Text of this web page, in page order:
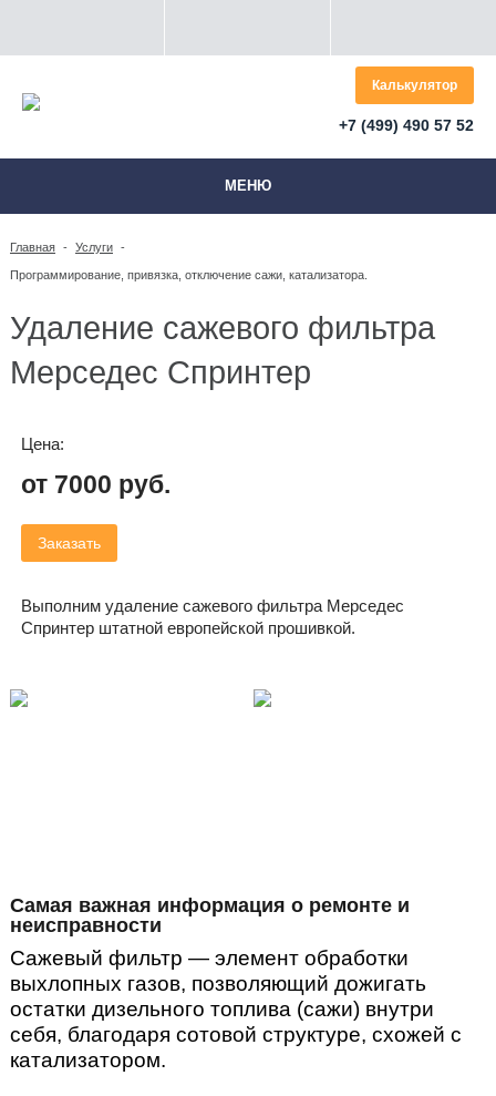
Калькулятор
+7 (499) 490 57 52
МЕНЮ
Главная - Услуги -
Программирование, привязка, отключение сажи, катализатора.
Удаление сажевого фильтра
Мерседес Спринтер
Цена:
от 7000 руб.
Заказать
Выполним удаление сажевого фильтра Мерседес
Спринтер штатной европейской прошивкой.
Самая важная информация о ремонте и
неисправности
Сажевый фильтр — элемент обработки
выхлопных газов, позволяющий дожигать
остатки дизельного топлива (сажи) внутри
себя, благодаря сотовой структуре, схожей с
катализатором.